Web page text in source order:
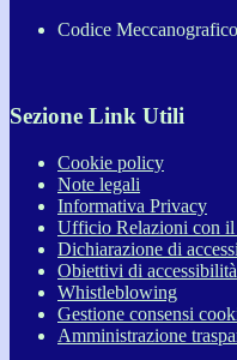
Codice
Sezione Link Utili
Cookie policy
Note legali
Informativa Privacy
Ufficio Relazioni con
Dichiarazione di
Obiettivi di accessibilità
Whistleblowing
Gestione consensi
Amministrazione